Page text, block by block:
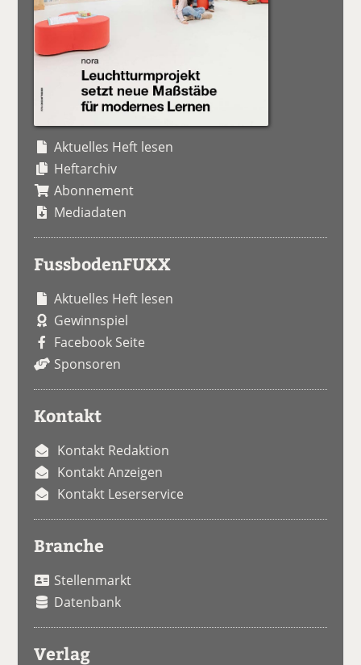
Aktuelles Heft lesen
Heftarchiv
Abonnement
Mediadaten
FussbodenFUXX
Aktuelles Heft lesen
Gewinnspiel
Facebook Seite
Sponsoren
Kontakt
Kontakt Redaktion
Kontakt Anzeigen
Kontakt Leserservice
Branche
Stellenmarkt
Datenbank
Verlag